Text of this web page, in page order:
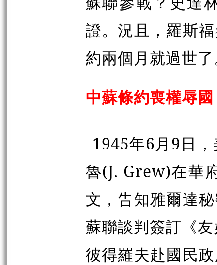
證。況且，羅斯
約兩個月就過世
中蘇條約喪權辱國
1945年6月9日
魯(J. Grew)在華
文，告知雅爾達
蘇聯談判簽訂《
彼得羅夫赴國民